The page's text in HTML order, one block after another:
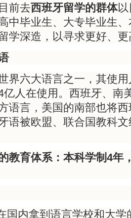
前去西班牙留学的群体以
中毕业生、大专毕业生
学深造，以寻求更好、
六大语言之一，其使用
亿人在使用。西班牙、南
语言，美国的南部也将
语被欧盟、联合国教科
育体系：本科学制4年
内拿到语言学校和大学